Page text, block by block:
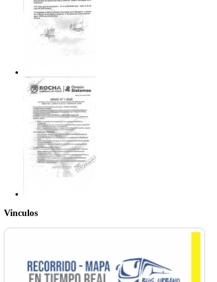
Vinculos